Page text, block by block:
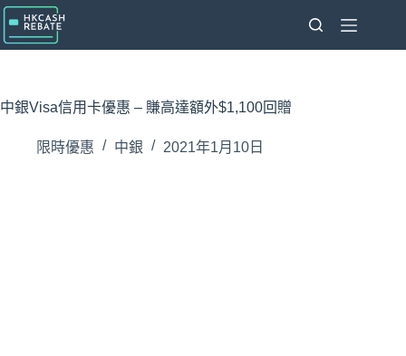
跳
至
主
內
中銀Visa信用卡優惠 – 賺高達額外$1,100回贈
限時優惠 中銀 2021年1月10日